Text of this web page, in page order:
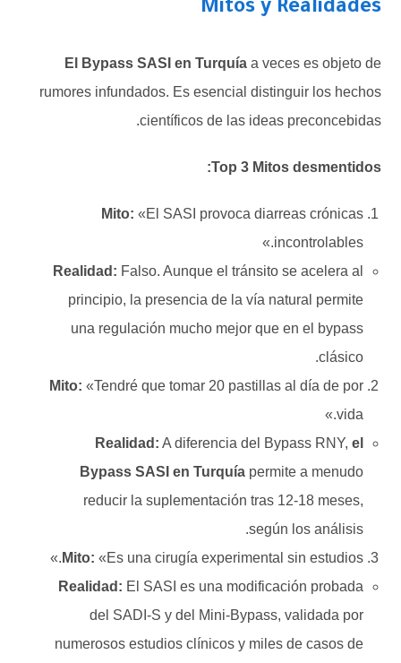
Mitos y Realidades
El Bypass SASI en Turquíaa veces es objeto de
rumores infundados. Es esencial distinguir los hechos
científicos de las ideas preconcebidas.
Top 3 Mitos desmentidos:
Mito:«El SASI provoca diarreas crónicas
incontrolables.»
Realidad:Falso. Aunque el tránsito se acelera al
principio, la presencia de la vía natural permite
una regulación mucho mejor que en el bypass
clásico.
Mito:«Tendré que tomar 20 pastillas al día de por
vida.»
Realidad:A diferencia del Bypass RNY,el
Bypass SASI en Turquíapermite a menudo
reducir la suplementación tras 12-18 meses,
según los análisis.
Mito:«Es una cirugía experimental sin estudios.»
Realidad:El SASI es una modificación probada
del SADI-S y del Mini-Bypass, validada por
numerosos estudios clínicos y miles de casos de